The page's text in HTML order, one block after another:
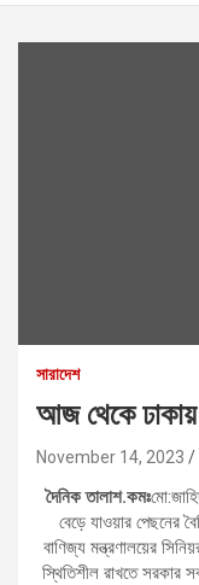
সারাদেশ
আজ থেকে ঢাকায়
November 14, 2023
দৈনিক তালাশ.কমঃ
বেড়ে যাওয়ার পেছনের
বাণিজ্য মন্ত্রণালয়ের
স্থিতিশীল রাখতে